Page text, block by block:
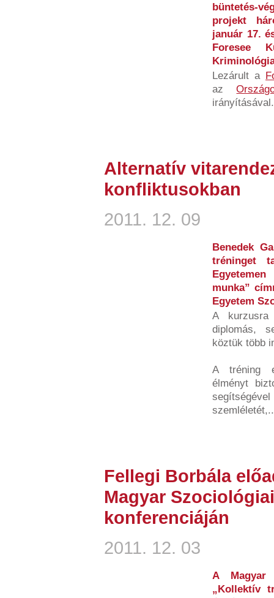
büntetés-
projekt
január 17.
Foresee
Lezárult a
az
Alternatív
konfliktusokban
2011. 12. 09
Benedek
tréninget
munka”
Egyetem
A kurzusra
diplomás,
köztük több
A tréning
élményt
Fellegi Borbála
Magyar
konferenciáján
2011. 12. 03
A Magyar
„Kollektív